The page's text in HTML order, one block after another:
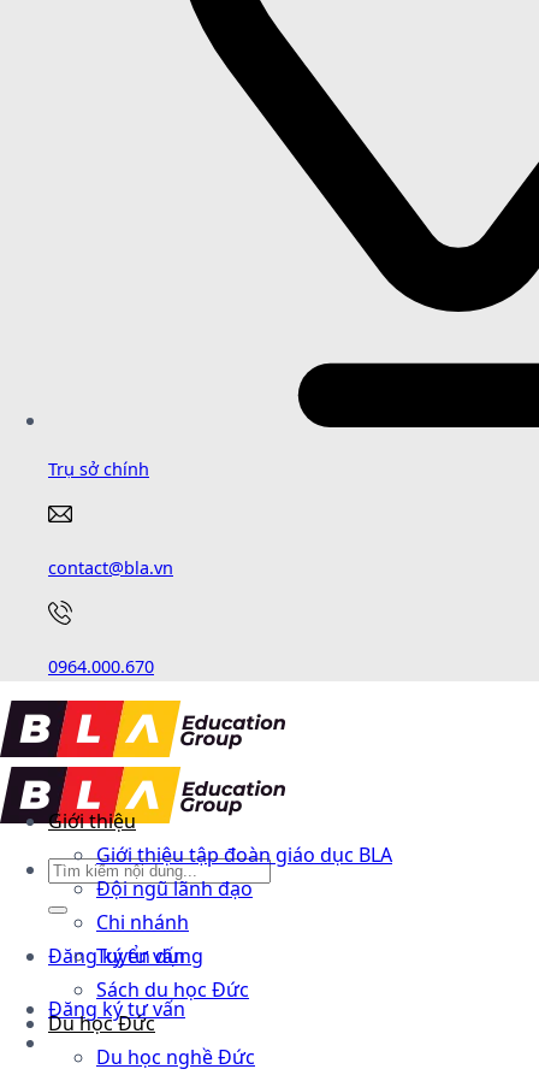
Trụ sở chính
contact@bla.vn
0964.000.670
Đăng ký tư vấn
Đăng ký tư vấn
Giới thiệu
Giới thiệu tập đoàn giáo dục BLA
Đội ngũ lãnh đạo
Chi nhánh
Tuyển dụng
Sách du học Đức
Du học Đức
Du học nghề Đức